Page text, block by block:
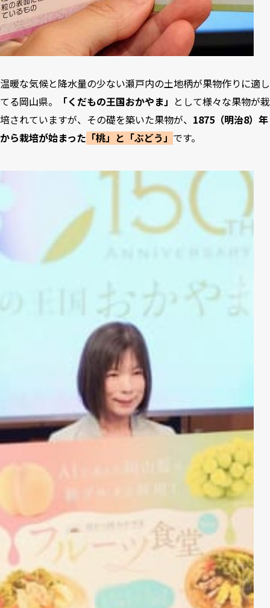
温暖な気候と降水量の少ない瀬戸内の土地柄が果物作りに適し
てる岡山県。
「くだもの王国おかやま」 として様々な果物が栽
培されていますが、その礎を築いた果物が、 1875（明治8）年
から栽培が始まった 「桃」と「ぶどう」 です。